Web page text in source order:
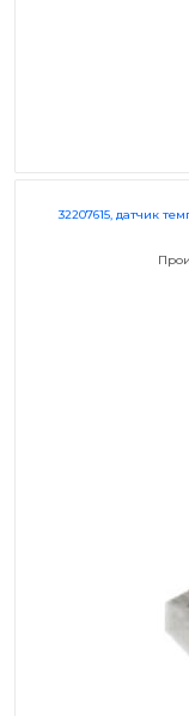
32207615, датчик